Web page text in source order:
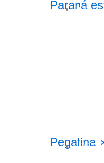
Paraná
POR /
Pegatina
POR /